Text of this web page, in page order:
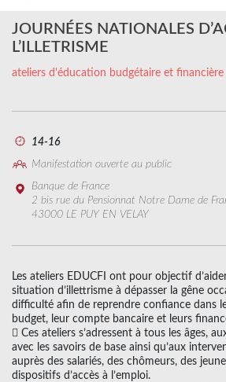
JOURNÉES NATIONALES
L’ILLETRISME
ateliers d'éducation budgétaire et financière
14-16
Manifestation ouverte au public
Banque de France
2 bis rue du Pensionnat Notre Dame de
43000 LE PUY EN VELAY
Les ateliers EDUCFI ont pour objectif
situation d’illettrisme à dépasser la gêne
difficulté afin de reprendre confiance dans
budget, leur compte bancaire et leurs
 Ces ateliers s’adressent à tous les âges,
avec les savoirs de base ainsi qu’aux
auprès des salariés, des chômeurs, des
dispositifs d’accès à l’emploi.